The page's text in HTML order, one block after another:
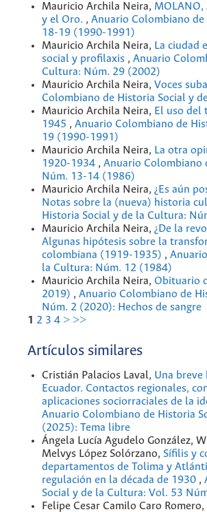
Mauricio Archila Neira, MOLANO,
y el Oro. , Anuario Colombiano
18-19 (1990-1991)
Mauricio Archila Neira, La ciudad
social y profilaxis , Anuario
Cultura: Núm. 29 (2002)
Mauricio Archila Neira, Voces
Colombiano de Historia Social y
Mauricio Archila Neira, El uso del
1945 , Anuario Colombiano de
19 (1990-1991)
Mauricio Archila Neira, La otra
1920-1934 , Anuario Colombiano
Núm. 13-14 (1986)
Mauricio Archila Neira, ¿Es aún
Notas sobre la (nueva) historia
Historia Social y de la Cultura:
Mauricio Archila Neira, ¿De la
Algunas hipótesis sobre la
colombiana (1919-1935) ,
la Cultura: Núm. 12 (1984)
Mauricio Archila Neira, Obituario
2019) , Anuario Colombiano de
Núm. 2 (2020): Hechos de sangre
1 2 3 4 > >>
Artículos similares
Cristián Palacios Laval, Una
Ecuador. Contactos regionales,
aplicaciones sociorraciales de la
Anuario Colombiano de Historia
(2025): Tema libre
Ángela Lucía Agudelo González,
Melvys López Solórzano, Sífilis y
departamentos de Tolima y
regulación en la década de 1930 ,
Social y de la Cultura: Vol. 53
Felipe Cesar Camilo Caro Romero,